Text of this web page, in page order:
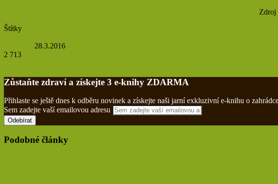
Zdroj
Štítky
28.3.2016
2 713
Zůstaňte zdraví a získejte 3 e-knihy ZDARMA
Přihlaste se ještě dnes k odběru novinek a získejte naši jarní exkluzivní e-knihu o
Sem zadejte vaší emailovou adresu
Podobné články